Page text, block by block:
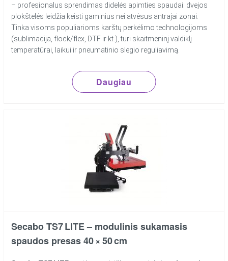
– profesionalus sprendimas didelės apimties spaudai: dvejos
plokštelės leidžia keisti gaminius nei atvėsus antrajai zonai.
Tinka visoms populiarioms karštų perkėlimo technologijoms
(sublimacija, flock/flex, DTF ir kt.), turi skaitmeninį valdiklį
temperatūrai, laikui ir pneumatinio slėgio reguliavimą.
Daugiau
Secabo TS7 LITE – modulinis sukamasis
spaudos presas 40 × 50 cm